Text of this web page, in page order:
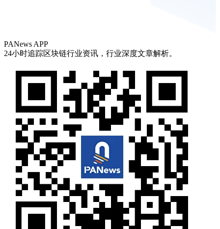
PANews APP
24小时追踪区块链行业资讯，行业深度文章解析。